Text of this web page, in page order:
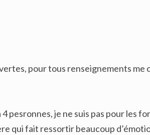
pour tous renseignements me
pesronnes, je ne suis pas pour les
qui fait ressortir beaucoup